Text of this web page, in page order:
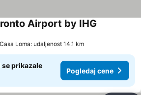
Airport by IHG
Casa Loma: udaljenost 14.1 km
se prikazale
Pogledaj cene